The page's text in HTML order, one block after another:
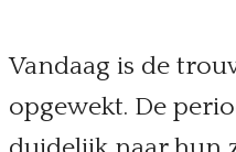
Vandaag is de
opgewekt. De